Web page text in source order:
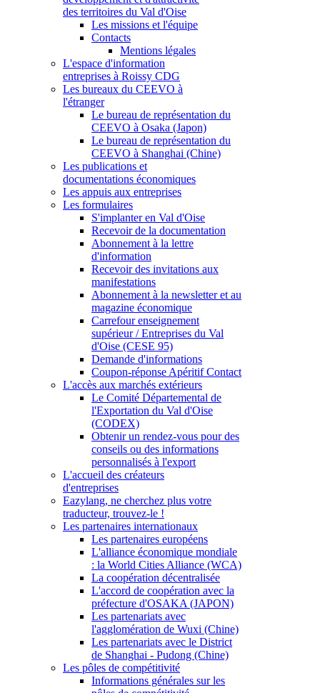
des territoires du Val d'Oise
Les missions et l'équipe
Contacts
Mentions légales
L'espace d'information
entreprises à Roissy CDG
Les bureaux du CEEVO à
l'étranger
Le bureau de représentation du
CEEVO à Osaka (Japon)
Le bureau de représentation du
CEEVO à Shanghai (Chine)
Les publications et
documentations économiques
Les appuis aux entreprises
Les formulaires
S'implanter en Val d'Oise
Recevoir de la documentation
Abonnement à la lettre
d'information
Recevoir des invitations aux
manifestations
Abonnement à la newsletter et au
magazine économique
Carrefour enseignement
supérieur / Entreprises du Val
d'Oise (CESE 95)
Demande d'informations
Coupon-réponse Apéritif Contact
L'accès aux marchés extérieurs
Le Comité Départemental de
l'Exportation du Val d'Oise
(CODEX)
Obtenir un rendez-vous pour des
conseils ou des informations
personnalisés à l'export
L'accueil des créateurs
d'entreprises
Eazylang, ne cherchez plus votre
traducteur, trouvez-le !
Les partenaires internationaux
Les partenaires européens
L'alliance économique mondiale
: la World Cities Alliance (WCA)
La coopération décentralisée
L'accord de coopération avec la
préfecture d'OSAKA (JAPON)
Les partenariats avec
l'agglomération de Wuxi (Chine)
Les partenariats avec le District
de Shanghai - Pudong (Chine)
Les pôles de compétitivité
Informations générales sur les